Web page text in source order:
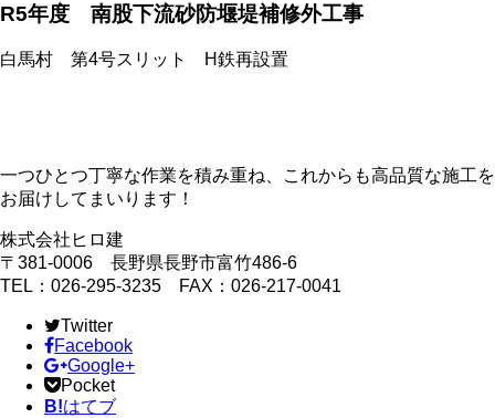
R5年度 南股下流砂防堰堤補修外工事
白馬村 第4号スリット H鉄再設置
一つひとつ丁寧な作業を積み重ね、これからも高品質な施工を
お届けしてまいります！
株式会社ヒロ建
〒381-0006 長野県長野市富竹486-6
TEL：026-295-3235 FAX：026-217-0041
Twitter
Facebook
Google+
Pocket
B!はてブ